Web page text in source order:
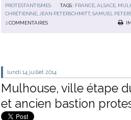
PROTESTANTISMES
TAGS : FRANCE ,ALSACE
CHRÉTIENNE
JEAN PETERSCHMITT,SAMUEL
2COMMENTAIRES
lundi 14 juillet 2014
Mulhouse, ville étape
et ancien bastion